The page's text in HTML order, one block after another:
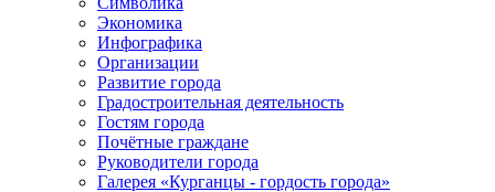
Экономика
Инфографика
Организации
Развитие города
Градостроительная деятельность
Гостям города
Почётные граждане
Руководители города
Галерея «Курганцы - гордость города»